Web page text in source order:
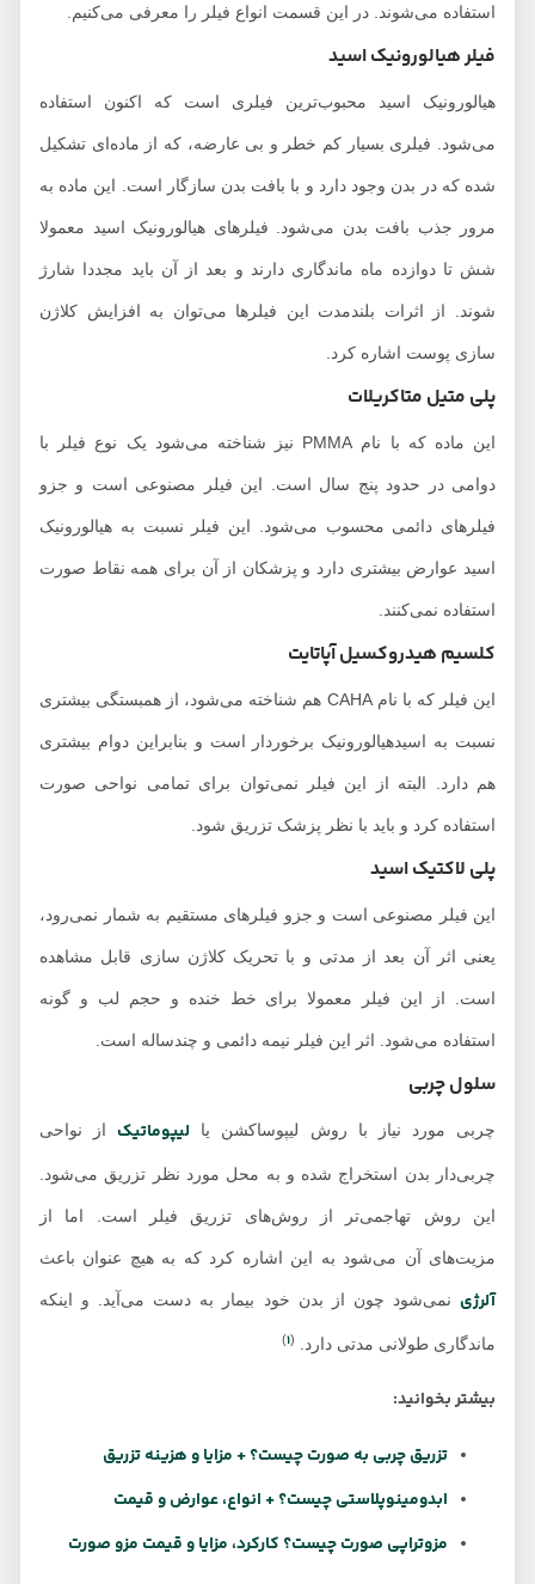
استفاده می‌شوند. در این قسمت انواع فیلر را معرفی می‌کنیم.
فیلر هیالورونیک اسید
هیالورونیک اسید محبوب‌ترین فیلری است که اکنون استفاده
می‌شود. فیلری بسیار کم خطر و بی عارضه، که از ماده‌ای تشکیل
شده که در بدن وجود دارد و با بافت بدن سازگار است. این ماده به
مرور جذب بافت بدن می‌شود. فیلرهای هیالورونیک اسید معمولا
شش تا دوازده ماه ماندگاری دارند و بعد از آن باید مجددا شارژ
شوند. از اثرات بلندمدت این فیلرها می‌توان به افزایش کلاژن
سازی پوست اشاره کرد.
پلی متیل متاکریلات
این ماده که با نام PMMA نیز شناخته می‌شود یک نوع فیلر با
دوامی در حدود پنج سال است. این فیلر مصنوعی است و جزو
فیلرهای دائمی محسوب می‌شود. این فیلر نسبت به هیالورونیک
اسید عوارض بیشتری دارد و پزشکان از آن برای همه نقاط صورت
استفاده نمی‌کنند.
کلسیم هیدروکسیل آپاتایت
این فیلر که با نام CAHA هم شناخته می‌شود، از همبستگی بیشتری
نسبت به اسیدهیالورونیک برخوردار است و بنابراین دوام بیشتری
هم دارد. البته از این فیلر نمی‌توان برای تمامی نواحی صورت
استفاده کرد و باید با نظر پزشک تزریق شود.
پلی لاکتیک اسید
این فیلر مصنوعی است و جزو فیلرهای مستقیم به شمار نمی‌رود،
یعنی اثر آن بعد از مدتی و با تحریک کلاژن سازی قابل مشاهده
است. از این فیلر معمولا برای خط خنده و حجم لب و گونه
استفاده می‌شود. اثر این فیلر نیمه دائمی و چندساله است.
سلول چربی
چربی مورد نیاز با روش لیپوساکشن یالیپوماتیکاز نواحی
چربی‌دار بدن استخراج شده و به محل مورد نظر تزریق می‌شود.
این روش تهاجمی‌تر از روش‌های تزریق فیلر است. اما از
مزیت‌های آن می‌شود به این اشاره کرد که به هیچ عنوان باعث
آلرژینمی‌شود چون از بدن خود بیمار به دست می‌آید. و اینکه
ماندگاری طولانی مدتی دارد. 1)
بیشتر بخوانید:
تزریق چربی به صورت چیست؟ + مزایا و هزینه تزریق
ابدومینوپلاستی چیست؟ + انواع، عوارض و قیمت
مزوتراپی صورت چیست؟ کارکرد، مزایا و قیمت مزو صورت